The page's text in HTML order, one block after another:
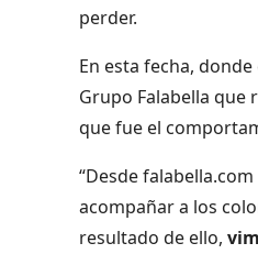
perder.
En esta fecha,
Grupo Falabella que
que fue el
“Desde
acompañar a los
resultado de ello,